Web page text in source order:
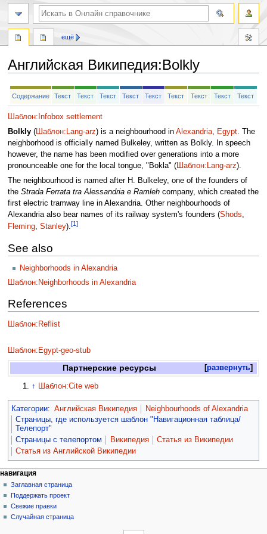
Английская Википедия:Bolkly
Перейти
Перейти
Содержание Текст Текст Текст Текст Текст Текст Текст Текст Текст
Шаблон:Infobox settlement
Bolkly(Шаблон:Lang-arz) is a neighbourhood in Alexandria, Egypt. The
neighborhood is officially named Bulkeley, written as Bolkly. In speech
however, the name has been modified over generations into a more
pronounceable one for the local tongue, "Bokla" (Шаблон:Lang-arz).
The neighbourhood is named after H. Bulkeley, one of the founders of
the Strada Ferrata tra Alessandria e Ramlehcompany, which created the
first electric tramway line in Alexandria. Other neighbourhoods of
Alexandria also bear names of its railway system's founders (Shods,
Fleming, Stanley).[1]
See also
Neighborhoods in Alexandria
Шаблон:Neighborhoods in Alexandria
References
Шаблон:Reflist
Шаблон:Egypt-geo-stub
развернуть
Партнерские ресурсы
↑ Шаблон:Cite web
Категории: Английская Википедия
Neighbourhoods of Alexandria
Страницы, где используется шаблон "Навигационная таблица/
Телепорт"
Страницы с телепортом
Википедия
Статья из Википедии
Статья из Английской Википедии
ещё
навигация
Заглавная страница
Поддержать проект
Свежие правки
Случайная страница